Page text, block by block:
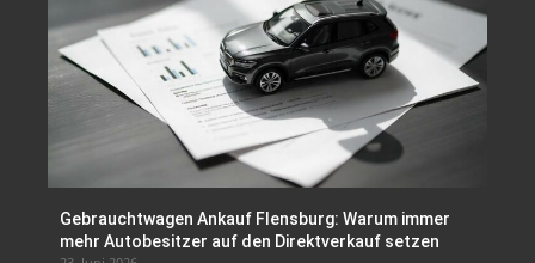
Gebrauchtwagen Ankauf Flensburg: Warum immer
mehr Autobesitzer auf den Direktverkauf setzen